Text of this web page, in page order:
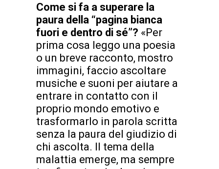
Come si fa a superare la
paura della “pagina bianca
fuori e dentro di sé”? «Per
prima cosa leggo una poesia
o un breve racconto, mostro
immagini, faccio ascoltare
musiche e suoni per aiutare a
entrare in contatto con il
proprio mondo emotivo e
trasformarlo in parola scritta
senza la paura del giudizio di
chi ascolta. Il tema della
malattia emerge, ma sempre